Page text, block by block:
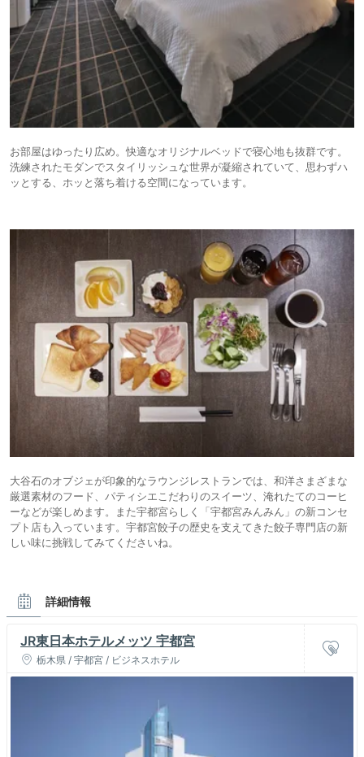
お部屋はゆったり広め。快適なオリジナルベッドで寝心地も抜群です。
洗練されたモダンでスタイリッシュな世界が凝縮されていて、思わずハ
ッとする、ホッと落ち着ける空間になっています。
大谷石のオブジェが印象的なラウンジレストランでは、和洋さまざまな
厳選素材のフード、パティシエこだわりのスイーツ、淹れたてのコーヒ
ーなどが楽しめます。また宇都宮らしく「宇都宮みんみん」の新コンセ
プト店も入っています。宇都宮餃子の歴史を支えてきた餃子専門店の新
しい味に挑戦してみてくださいね。
詳細情報
JR東日本ホテルメッツ 宇都宮
栃木県 / 宇都宮 / ビジネスホテル